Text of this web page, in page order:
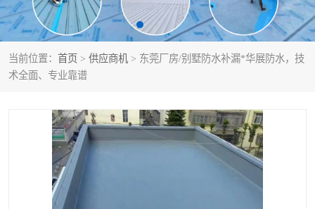
当前位置： 首页 > 供应商机 > 东莞厂房/别墅防水补漏*华展防水，技
术全面、专业靠谱
金属房搭建及补漏